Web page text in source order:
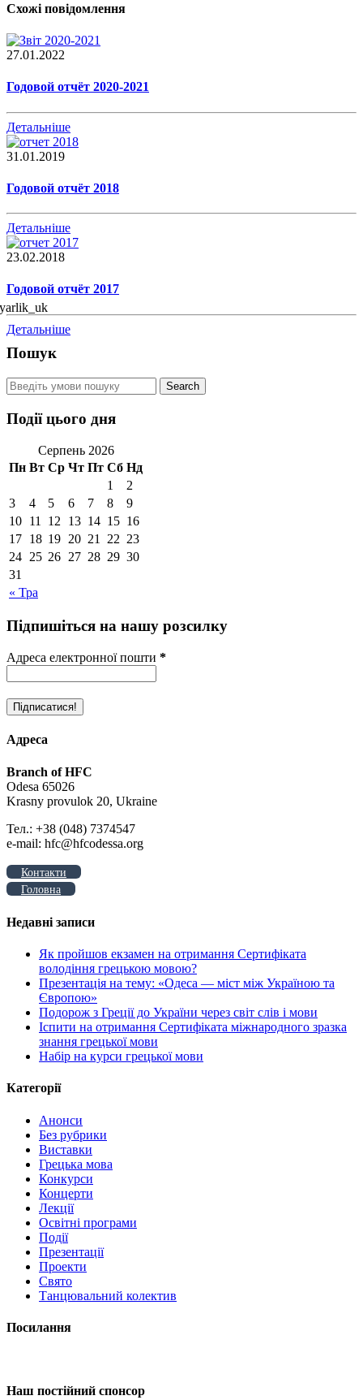
Схожі повідомлення
27.01.2022
Годовой отчёт 2020-2021
Детальніше
31.01.2019
Годовой отчёт 2018
Детальніше
23.02.2018
Годовой отчёт 2017
Детальніше
Пошук
Події цього дня
Серпень 2026
Пн Вт Ср Чт Пт Сб Нд
« Тра
1
2
3
4 5 6 7 8
9
10 11 12 13 14 15 16
17 18 19 20 21 22 23
24 25 26 27 28 29 30
31
Підпишіться на нашу розсилку
Адреса електронної пошти *
Адреса
Branch of HFC
Odesa 65026
Krasny provulok 20, Ukraine
Тел.: +38 (048) 7374547
e-mail: hfc@hfcodessa.org
Контакти
Головна
Недавні записи
Як пройшов екзамен на отримання Сертифіката
володіння грецькою мовою?
Презентація на тему: «Одеса — міст між Україною та
Європою»
Подорож з Греції до України через світ слів і мови
Іспити на отримання Сертифіката міжнародного зразка
знання грецької мови
Набір на курси грецької мови
Категорії
Анонси
Без рубрики
Виставки
Грецька мова
Конкурси
Концерти
Лекції
Освітні програми
Події
Презентації
Проекти
Свято
Танцювальний колектив
Посилання
Наш постійний спонсор